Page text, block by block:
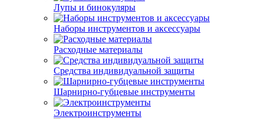
Лупы и бинокуляры
Наборы инструментов и аксессуары
Расходные материалы
Средства индивидуальной защиты
Шарнирно-губцевые инструменты
Электроинструменты